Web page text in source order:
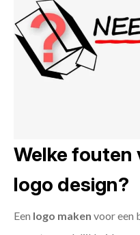
Welke fouten
logo design?
Een logo maken voor een